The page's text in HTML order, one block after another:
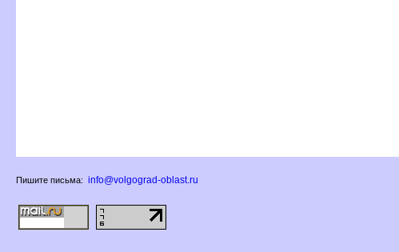
Пишите письма: info@volgograd-oblast.ru